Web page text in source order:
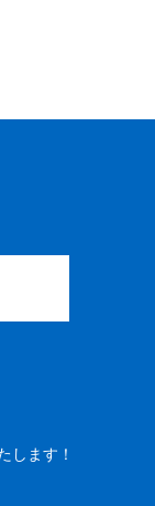
します！